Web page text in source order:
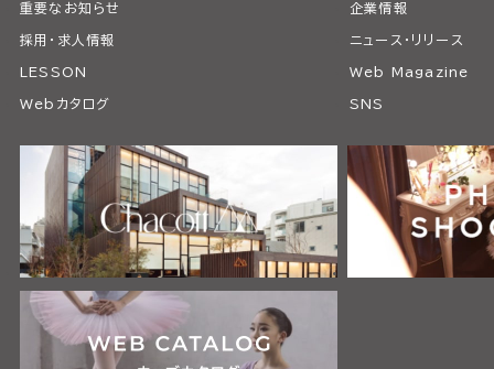
重要なお知らせ 企業情報
採用・求人情報 ニュース・リリース
LESSON Web Magazine
Webカタログ SNS